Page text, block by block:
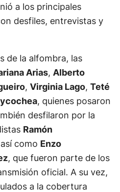
a los principales
desfiles, entrevistas y
de la alfombra, las
Arias, Alberto
, Virginia Lago, Teté
, quienes posaron
desfilaron por la
Ramón
como Enzo
, que fueron parte de los
oficial. A su vez,
a la cobertura